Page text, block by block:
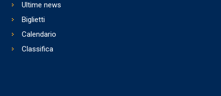
Ultime news
Biglietti
Calendario
Classifica